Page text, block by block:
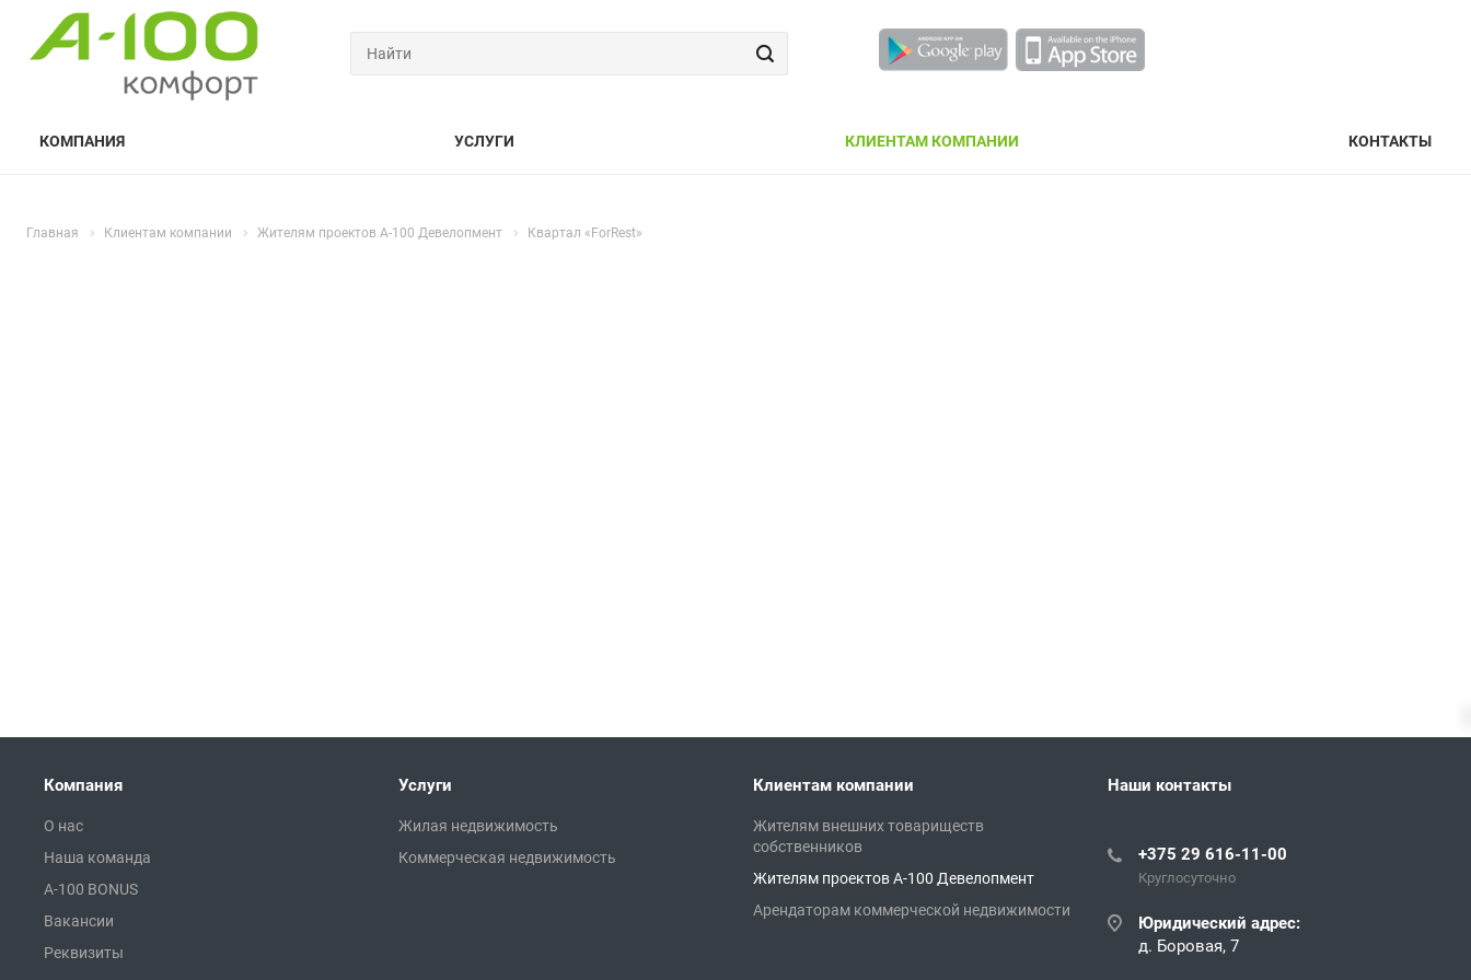
КОМПАНИЯ УСЛУГИ КЛИЕНТАМ КОМПАНИИ КОНТАКТЫ
Главная Клиентам компании Жителям проектов А-100 Девелопмент Квартал «ForRest»
Компания
О нас
Наша команда
A-100 BONUS
Вакансии
Реквизиты
Услуги
Жилая недвижимость
Коммерческая недвижимость
Клиентам компании
Жителям внешних товариществ
собственников
Жителям проектов А-100 Девелопмент
Арендаторам коммерческой недвижимости
Наши контакты
+375 29 616-11-00
Круглосуточно
Юридический адрес:
д. Боровая, 7